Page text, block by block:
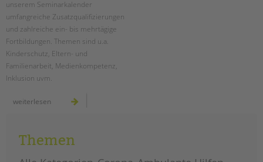
BETREUTES WOHNEN
TANDEM BTL AKADEMIE
Zertfikatskurse
Seminarkalender
Seminarräume
unserem Seminarkalender
umfangreiche Zusatzqualifizierungen
und zahlreiche ein- bis mehrtägige
Fortbildungen. Themen sind u.a.
Kinderschutz, Eltern- und
Familienarbeit, Medienkompetenz,
Inklusion uvm.
weiterlesen tandem
2022
Themen